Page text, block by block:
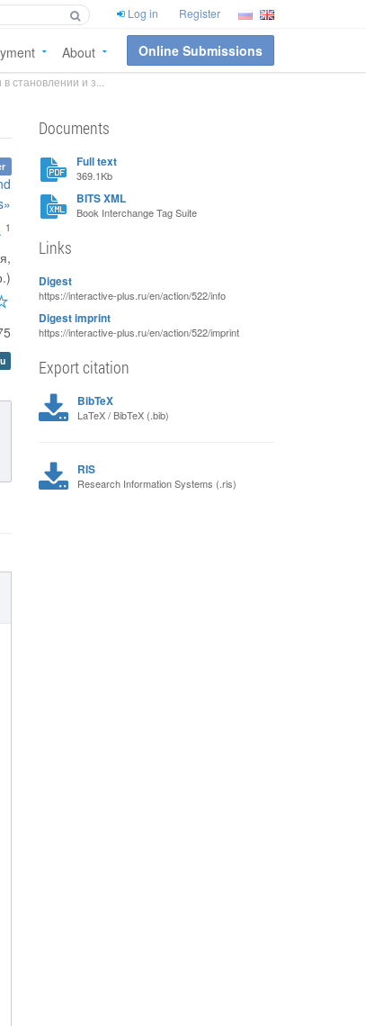
Log in Register
About Online Submissions
становлении и з...
1
Documents
Full text
369.1Kb
BITS XML
Book Interchange Tag Suite
Links
Digest
https://interactive-plus.ru/en/action/522/info
Digest imprint
https://interactive-plus.ru/en/action/522/imprint
Export citation
BibTeX
LaTeX / BibTeX (.bib)
RIS
Research Information Systems (.ris)